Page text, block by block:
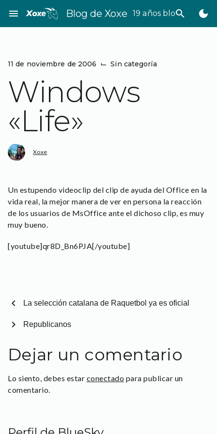
contenido
menu Blog de Xoxe 19 años bloggeando
search dark_mode
11 de noviembre de 2006 ⌙ Sin categoría
Windows
«Life»
Xoxe
Un estupendo videoclip del clip de ayuda del Office en la
vida real, la mejor manera de ver en persona la reacción
de los usuarios de MsOffice ante el dichoso clip, es muy
muy bueno.
[youtube]qr8D_Bn6PJA[/youtube]
chevron_left La selección catalana de Raquetbol ya es oficial
Republicanos
chevron_right
Dejar un comentario
Lo siento, debes estar conectado para publicar un
comentario.